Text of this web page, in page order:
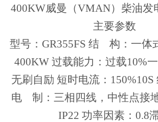
400KW威曼（VMAN）柴油发
主要参数
型号：GR355FS 结 构：一体
400KW 过载能力：过载10%
无刷自励 短时电流：
电 制：三相四线，中性点接
IP22 功率因素：0.8